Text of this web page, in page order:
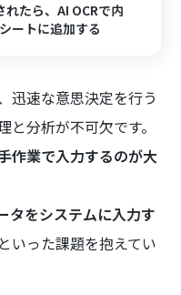
たら、AI OCRで内
ートに追加する
迅速な意思決定を行う
分析が不可欠です。
作業で入力するのが大
タをシステムに入力す
といった課題を抱えてい